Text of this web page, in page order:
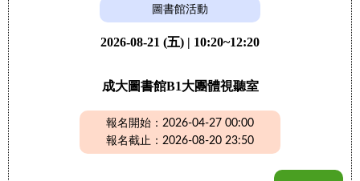
圖書館活動
2026-08-21 (五) | 10:20~12:20
成大圖書館B1大團體視聽室
報名開始：2026-04-27 00:00
報名截止：2026-08-20 23:50